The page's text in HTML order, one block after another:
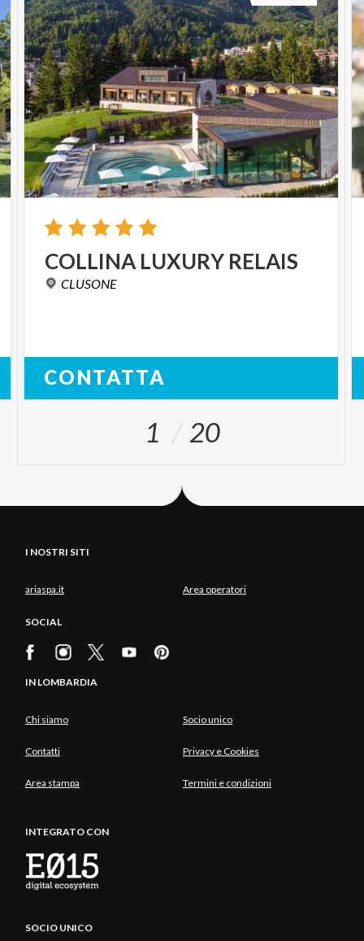
COLLINA LUXURY RELAIS
CLUSONE
CONTATTA
1 20
I NOSTRI SITI
ariaspa.it Area operatori
SOCIAL
IN LOMBARDIA
Chi siamo Socio unico
Contatti Privacy e Cookies
Area stampa Termini e condizioni
INTEGRATO CON
SOCIO UNICO